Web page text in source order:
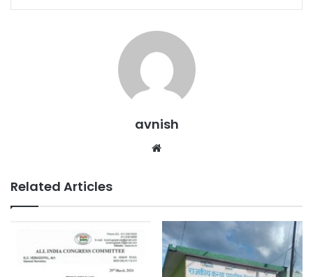
avnish
Related Articles